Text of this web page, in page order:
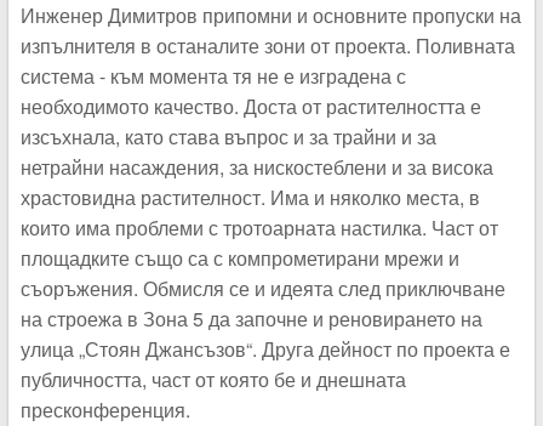
Инженер Димитров припомни и основните пропуски на
изпълнителя в останалите зони от проекта. Поливната
система - към момента тя не е изградена с
необходимото качество. Доста от растителността е
изсъхнала, като става въпрос и за трайни и за
нетрайни насаждения, за нискостеблени и за висока
храстовидна растителност. Има и няколко места, в
които има проблеми с тротоарната настилка. Част от
площадките също са с компрометирани мрежи и
съоръжения. Обмисля се и идеята след приключване
на строежа в Зона 5 да започне и реновирането на
улица „Стоян Джансъзов“. Друга дейност по проекта е
публичността, част от която бе и днешната
пресконференция.